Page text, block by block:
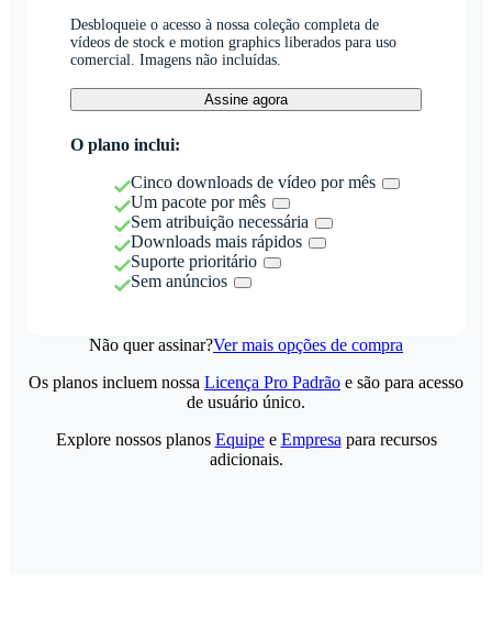
Desbloqueie o acesso à nossa coleção completa de
vídeos de stock e motion graphics liberados para uso
comercial. Imagens não incluídas.
Assine agora
O plano inclui:
Cinco downloads de vídeo por mês
Um pacote por mês
Sem atribuição necessária
Downloads mais rápidos
Suporte prioritário
Sem anúncios
Não quer assinar?Ver mais opções de compra
Os planos incluem nossa Licença Pro Padrão e são para acesso
de usuário único.
Explore nossos planos Equipee Empresa para recursos
adicionais.